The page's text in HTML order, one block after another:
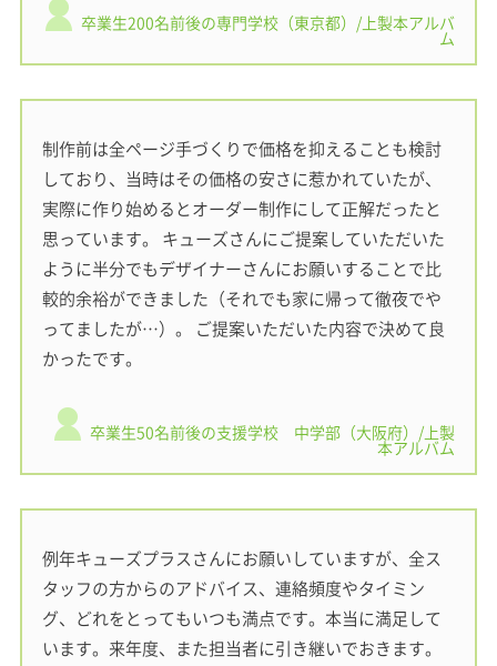
卒業生200名前後の専門学校（東京都）/上製本アルバ
ム
制作前は全ページ手づくりで価格を抑えることも検討
しており、当時はその価格の安さに惹かれていたが、
実際に作り始めるとオーダー制作にして正解だったと
思っています。 キューズさんにご提案していただいた
ように半分でもデザイナーさんにお願いすることで比
較的余裕ができました（それでも家に帰って徹夜でや
ってましたが…）。 ご提案いただいた内容で決めて良
かったです。
卒業生50名前後の支援学校 中学部（大阪府）/上製
本アルバム
例年キューズプラスさんにお願いしていますが、全ス
タッフの方からのアドバイス、連絡頻度やタイミン
グ、どれをとってもいつも満点です。本当に満足して
います。来年度、また担当者に引き継いでおきます。